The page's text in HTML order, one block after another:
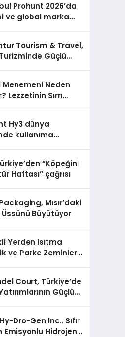
Prohunt 2026’da
ve global marka
Tourism & Travel,
Güçlü
Menemeni Neden
Lezzetinin Sırrı
Hy3 dünya
kullanıma
“Köpeğini
Haftası” çağrısı
Mısır’daki
Büyütüyor
Yerden Isıtma
ve Parke Zeminler
Court, Türkiye’de
Güçlü
Dro-Gen Inc., Sıfır
Emisyonlu Hidrojen